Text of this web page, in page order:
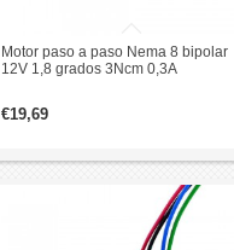
Motor paso a paso Nema 8 bipolar
12V 1,8 grados 3Ncm 0,3A
€19,69